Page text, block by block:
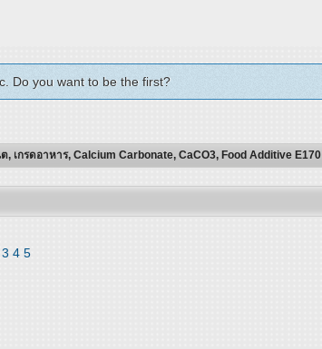
Do you want to be the first?
, เกรดอาหาร, Calcium Carbonate, CaCO3, Food Additive E170
3 4 5